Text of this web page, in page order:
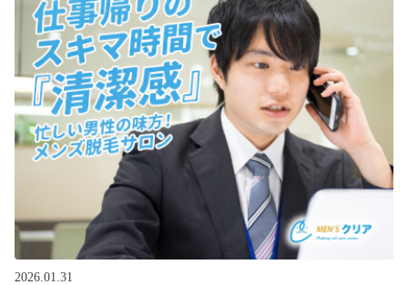
2026.01.31